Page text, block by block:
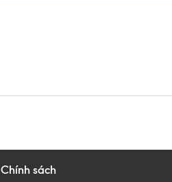
Chính sách